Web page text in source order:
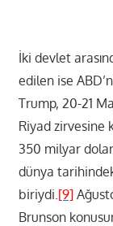
İki devlet
edilen ise
Trump, 20-21
Riyad zirvesine
350 milyar
dünya
biriydi. [9]
Brunson